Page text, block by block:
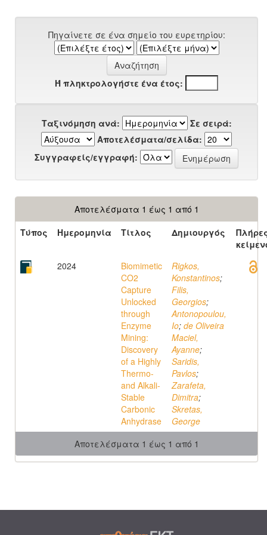
Πηγαίνετε σε ένα σημείο του ευρετηρίου:
Ή πληκτρολογήστε ένα έτος:
Ταξινόμηση ανά:
Σε σειρά:
Αποτελέσματα/σελίδα:
Συγγραφείς/εγγραφή:
Αποτελέσματα 1 έως 1 από 1
Τύπος
Ημερομηνία Τίτλος Δημιουργός
2024
Biomimetic
CO2
Capture
Unlocked
through
Enzyme
Mining:
Discovery
of a Highly
Thermo-
and Alkali-
Stable
Carbonic
Anhydrase
Rigkos,
Konstantinos;
Filis,
Georgios;
Antonopoulou,
Io; de Oliveira
Maciel,
Ayanne;
Saridis,
Pavlos;
Zarafeta,
Dimitra;
Skretas,
George
Αποτελέσματα 1 έως 1 από 1